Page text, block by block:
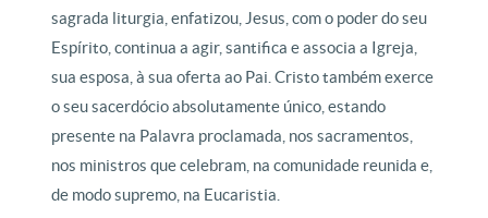
sagrada liturgia, enfatizou, Jesus, com o poder do seu
Espírito, continua a agir, santifica e associa a Igreja,
sua esposa, à sua oferta ao Pai. Cristo também exerce
o seu sacerdócio absolutamente único, estando
presente na Palavra proclamada, nos sacramentos,
nos ministros que celebram, na comunidade reunida e,
de modo supremo, na Eucaristia.